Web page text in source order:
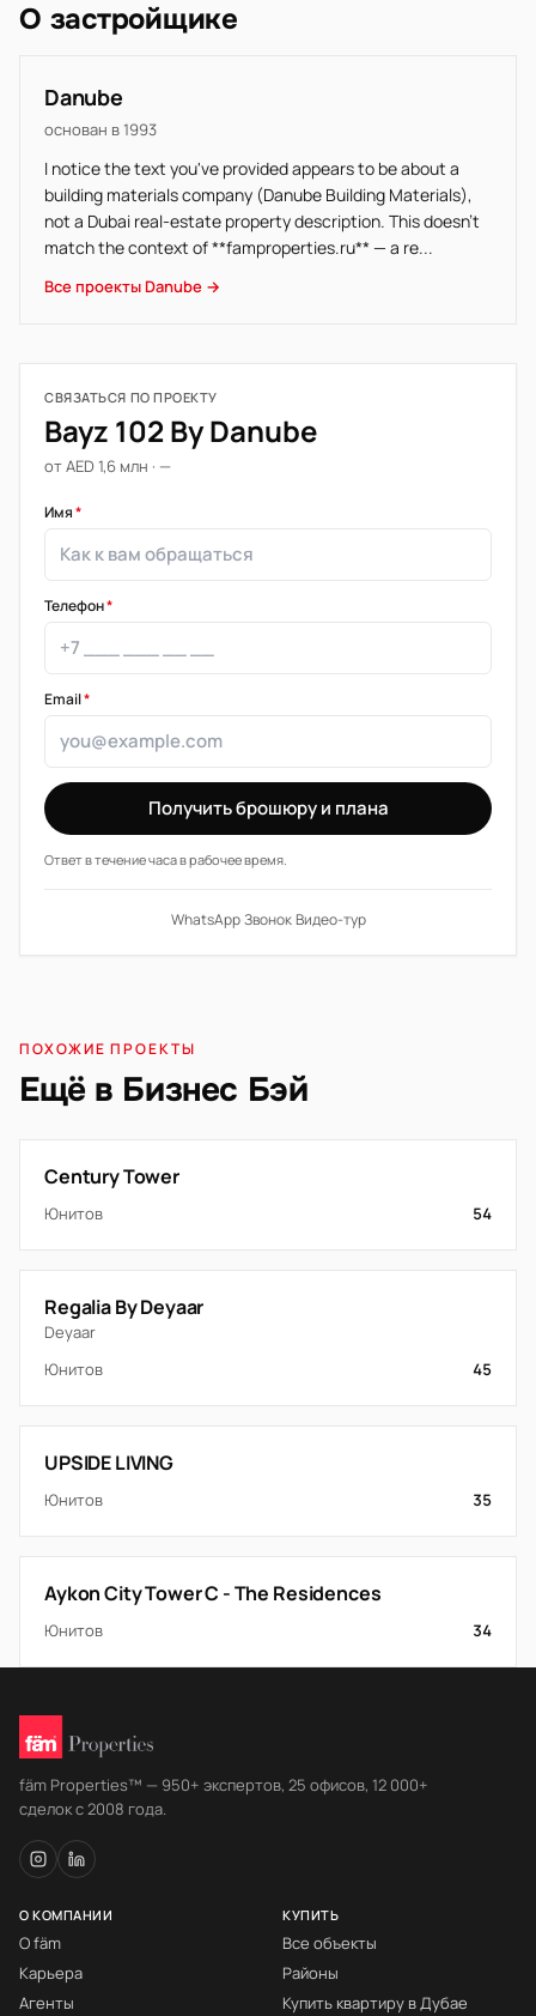
О застройщике
Danube
основан в 1993
I notice the text you've provided appears to be about a
building materials company (Danube Building Materials),
not a Dubai real-estate property description. This doesn't
match the context of **famproperties.ru** — a re...
Все проекты Danube →
СВЯЗАТЬСЯ ПО ПРОЕКТУ
Bayz 102 By Danube
от AED 1,6 млн · —
Имя*
Телефон*
Email*
Получить брошюру и плана
Ответ в течение часа в рабочее время.
WhatsApp·Звонок·Видео-тур
ПОХОЖИЕ ПРОЕКТЫ
Ещё в Бизнес Бэй
Century Tower
Юнитов 54
Regalia By Deyaar
Deyaar
Юнитов
45
UPSIDE LIVING
Юнитов 35
Aykon City Tower C - The Residences
Юнитов 34
fäm Properties™ — 950+ экспертов, 25 офисов, 12 000+
сделок с 2008 года.
О КОМПАНИИ
О fäm
Карьера
Агенты
КУПИТЬ
Все объекты
Районы
Купить квартиру в Дубае